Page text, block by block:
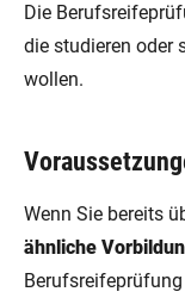
Die
die studieren oder
wollen.
Wenn Sie bereits
ähnliche